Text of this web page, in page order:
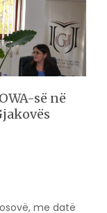
së në
me datë